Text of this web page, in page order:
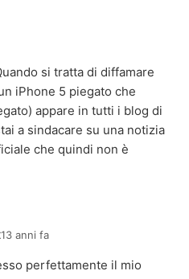
si tratta di diffamare
iPhone 5 piegato che
appare in tutti i blog di
a sindacare su una notizia
che quindi non è
13 anni fa
perfettamente il mio